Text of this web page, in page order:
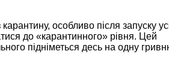
особливо після запуску
до «карантинного» рівня. Цей
підніметься десь на одну